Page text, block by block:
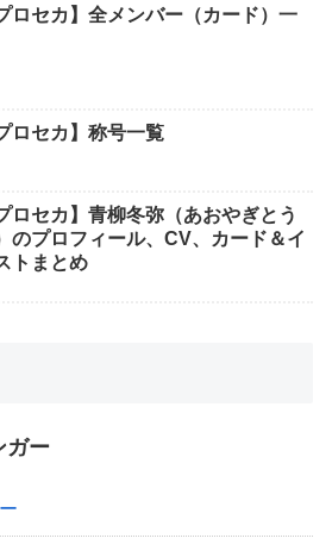
ロセカ】全メンバー（カード）一
ロセカ】称号一覧
ロセカ】青柳冬弥（あおやぎとう
のプロフィール、CV、カード＆イ
トまとめ
ガー